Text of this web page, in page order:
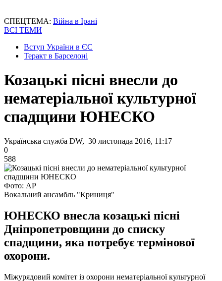
СПЕЦТЕМА: Війна в Ірані
ВСІ ТЕМИ
Вступ України в ЄС
Теракт в Барселоні
Козацькі пісні внесли до
нематеріальної культурної
спадщини ЮНЕСКО
Українська служба DW, 30 листопада 2016, 11:17
0
588
Фото: АР
Вокальний ансамбль "Криниця"
ЮНЕСКО внесла козацькі пісні
Дніпропетровщини до списку
спадщини, яка потребує термінової
охорони.
Міжурядовий комітет із охорони нематеріальної культурної